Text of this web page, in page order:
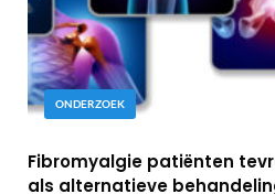
ONDERZOEK
Fibromyalgie patiënten
als alternatieve